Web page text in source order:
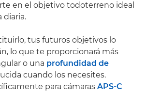
en el objetivo todoterreno ideal
diaria.
tus futuros objetivos lo
lo que te proporcionará más
o una profundidad de
cuando los necesites.
para cámaras APS-C